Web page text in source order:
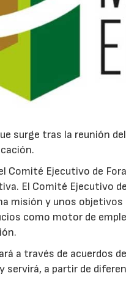
surge tras la reunión
Comité Ejecutivo de
El Comité Ejecutivo
misión y unos
como motor de
a través de acuerdos
servirá, a partir de